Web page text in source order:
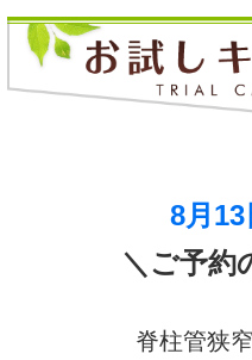
8月13
＼ご予約
脊柱管狭